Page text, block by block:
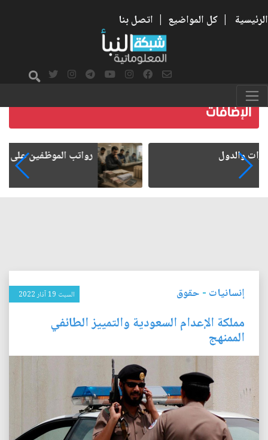
الرئيسية | كل المواضيع | اتصل بنا
رواتب الموظفين على صفيح ساخن
إنسانيات - حقوق السبت 19 آذار 2022
مملكة الإعدام السعودية والتمييز الطائفي
الممنهج